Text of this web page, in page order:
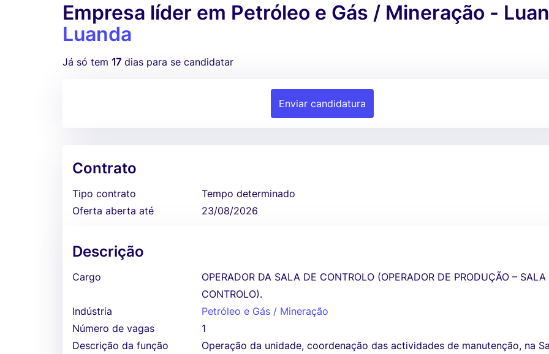
Empresa líder em Petróleo e Gás / Mineração -
Luanda
Já só tem 17 dias para se candidatar
Enviar candidatura
Contrato
Tipo contrato
Tempo determinado
Oferta aberta até
23/08/2026
Descrição
Cargo
OPERADOR DA SALA DE CONTROLO (OPERADOR DE PRODUÇÃO – SALA
CONTROLO).
Indústria
Petróleo e Gás / Mineração
Número de vagas
1
Descrição da função
Operação da unidade, coordenação das actividades de manutenção, na